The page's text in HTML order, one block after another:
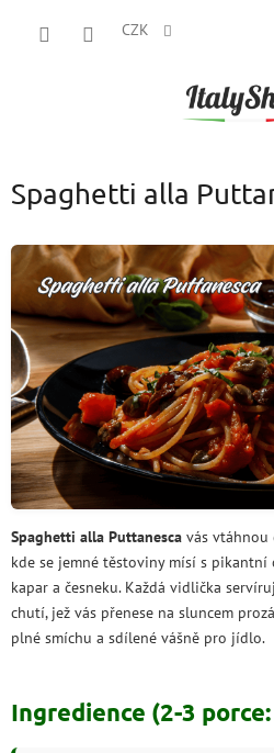
CZK
Spaghetti alla
Spaghetti alla Puttanesca vás vtáhnou
kde se jemné těstoviny mísí s pikantní
kapar a česneku. Každá vidlička
chutí, jež vás přenese na sluncem
plné smíchu a sdílené vášně pro jídlo.
Ingredience (2-3 porce: